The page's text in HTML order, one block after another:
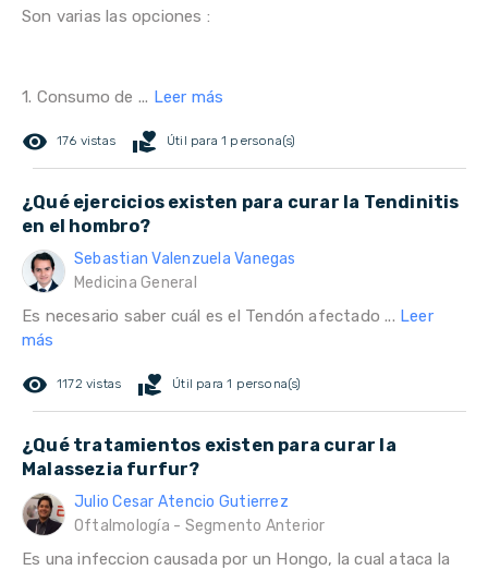
Son varias las opciones :
1. Consumo de ... Leer más
remove_red_eye 176 vistas volunteer_activism Útil para 1 persona(s)
¿Qué ejercicios existen para curar la Tendinitis
en el hombro?
Sebastian Valenzuela Vanegas
Medicina General
Es necesario saber cuál es el Tendón afectado ... Leer
más
remove_red_eye 1172 vistas volunteer_activism Útil para 1 persona(s)
¿Qué tratamientos existen para curar la
Malassezia furfur?
Julio Cesar Atencio Gutierrez
Oftalmología - Segmento Anterior
Es una infeccion causada por un Hongo, la cual ataca la